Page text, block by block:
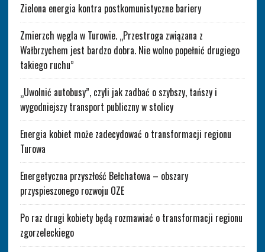
Zielona energia kontra postkomunistyczne bariery
Zmierzch węgla w Turowie. „Przestroga związana z
Wałbrzychem jest bardzo dobra. Nie wolno popełnić drugiego
takiego ruchu”
„Uwolnić autobusy”, czyli jak zadbać o szybszy, tańszy i
wygodniejszy transport publiczny w stolicy
Energia kobiet może zadecydować o transformacji regionu
Turowa
Energetyczna przyszłość Bełchatowa – obszary
przyspieszonego rozwoju OZE
Po raz drugi kobiety będą rozmawiać o transformacji regionu
zgorzeleckiego